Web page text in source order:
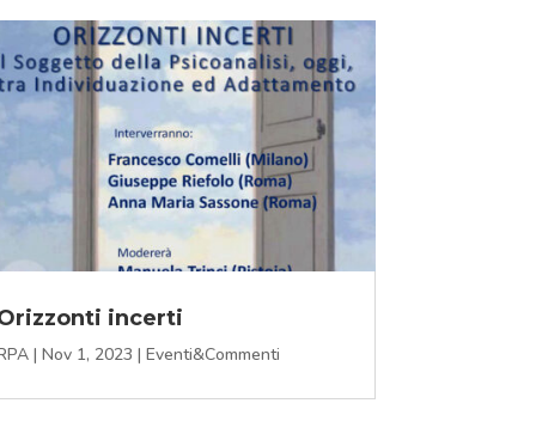
incerti
| Nov 1, 2023 | Eventi&Commenti